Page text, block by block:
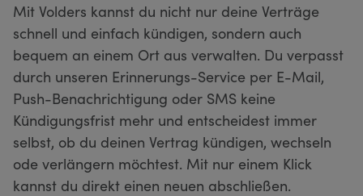
Mit Volders kannst du nicht nur deine Verträge
schnell und einfach kündigen, sondern auch
bequem an einem Ort aus verwalten. Du verpasst
durch unseren Erinnerungs-Service per E-Mail,
Push-Benachrichtigung oder SMS keine
Kündigungsfrist mehr und entscheidest immer
selbst, ob du deinen Vertrag kündigen, wechseln
ode verlängern möchtest. Mit nur einem Klick
kannst du direkt einen neuen abschließen.